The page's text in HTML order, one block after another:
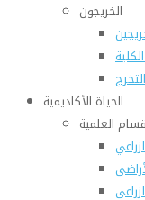
الخريجون
الحياة الأكاديمية
العلمية